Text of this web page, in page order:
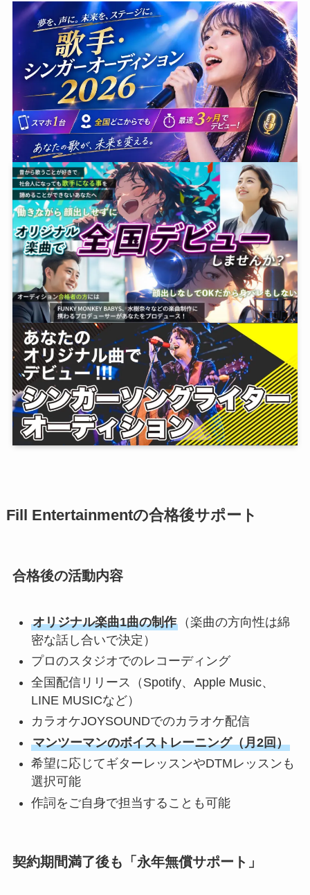
Fill Entertainmentの合格後サポート
合格後の活動内容
オリジナル楽曲1曲の制作（楽曲の方向性は綿
密な話し合いで決定）
プロのスタジオでのレコーディング
全国配信リリース（Spotify、Apple Music、
LINE MUSICなど）
カラオケJOYSOUNDでのカラオケ配信
マンツーマンのボイストレーニング（月2回）
希望に応じてギターレッスンやDTMレッスンも
選択可能
作詞をご自身で担当することも可能
契約期間満了後も「永年無償サポート」